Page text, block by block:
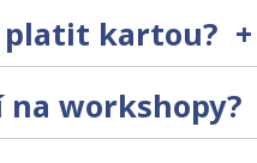
platit kartou? +
na workshopy?